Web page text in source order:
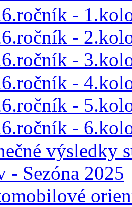
-
-
-
-
-
-
výsledky
- Sezóna 2025